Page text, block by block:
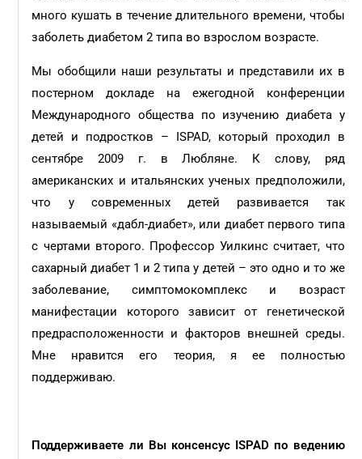
много кушать в течение длительного времени, чтобы
заболеть диабетом 2 типа во взрослом возрасте.
Мы обобщили наши результаты и представили их в
постерном докладе на ежегодной конференции
Международного общества по изучению диабета у
детей и подростков – ISPAD, который проходил в
сентябре 2009 г. в Любляне. К слову, ряд
американских и итальянских ученых предположили,
что у современных детей развивается так
называемый «дабл-диабет», или диабет первого типа
с чертами второго. Профессор Уилкинс считает, что
сахарный диабет 1 и 2 типа у детей – это одно и то же
заболевание, симптомокомплекс и возраст
манифестации которого зависит от генетической
предрасположенности и факторов внешней среды.
Мне нравится его теория, я ее полностью
поддерживаю.
Поддерживаете ли Вы консенсус ISPAD по ведению